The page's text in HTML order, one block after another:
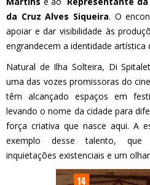
da Cruz Alves Siqueira. O
apoiar e dar visibilidade às
engrandecem a identidade artística
Natural de Ilha Solteira, Di
uma das vozes promissoras do
têm alcançado espaços em
levando o nome da cidade para
força criativa que nasce aqui. A
exemplo desse talento, que
inquietações existenciais e um